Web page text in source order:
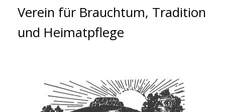
Verein für Brauchtum, Tradition
und Heimatpflege